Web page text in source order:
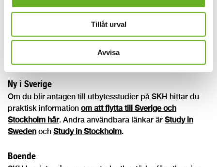
Tillåt urval
Avvisa
samma möjligheter att genomföra sina studier oavsett
funktionsvariation. Om du som utbytesstudent har en
funktionsvariation som påverkar din förmåga att studera
så kan du ha rätt till riktat pedagogiskt stöd. Läs mer
Ny i Sverige
Om du blir antagen till utbytesstudier på SKH hittar du
praktisk information om att flytta till Sverige och
Stockholm här. Andra användbara länkar är Study in
Sweden och Study in Stockholm.
Boende